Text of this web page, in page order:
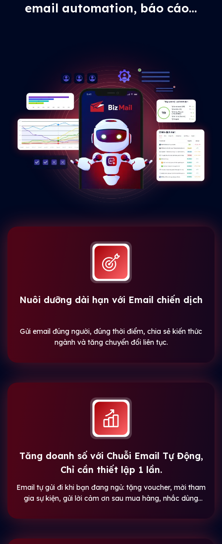
email automation, báo cáo…
Nuôi dưỡng dài hạn với Email chiến dịch
Gửi email đúng người, đúng thời điểm, chia sẻ kiến thức
ngành và tăng chuyển đổi liên tục.
Tăng doanh số với Chuỗi Email Tự Động,
Chỉ cần thiết lập 1 lần.
Email tự gửi đi khi bạn đang ngủ: tặng voucher, mời tham
gia sự kiện, gửi lời cảm ơn sau mua hàng, nhắc dùng